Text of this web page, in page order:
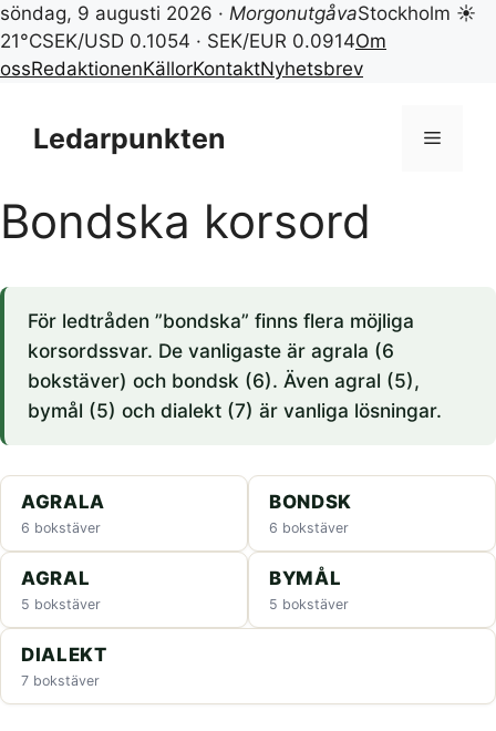
söndag, 9 augusti 2026 · MorgonutgåvaStockholm ☀
21°CSEK/USD 0.1054 · SEK/EUR 0.0914Om
ossRedaktionenKällorKontaktNyhetsbrev
innehållLedarpunkten Meny
Bondska korsord
För ledtråden ”bondska” finns flera möjliga
korsordssvar. De vanligaste är agrala (6
bokstäver) och bondsk (6). Även agral (5),
bymål (5) och dialekt (7) är vanliga lösningar.
AGRALA
6 bokstäver
BONDSK
6 bokstäver
AGRAL
5 bokstäver
BYMÅL
5 bokstäver
DIALEKT
7 bokstäver